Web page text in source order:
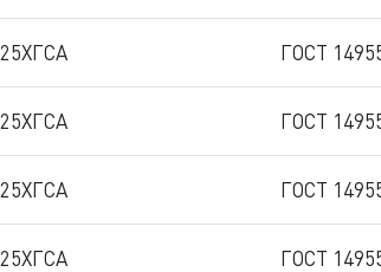
25ХГСА ГОСТ
25ХГСА ГОСТ
25ХГСА ГОСТ
25ХГСА ГОСТ